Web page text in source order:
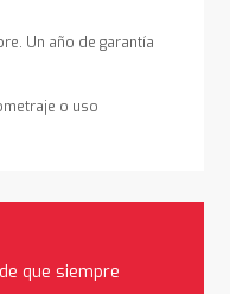
Un año de garantía
o uso
que siempre